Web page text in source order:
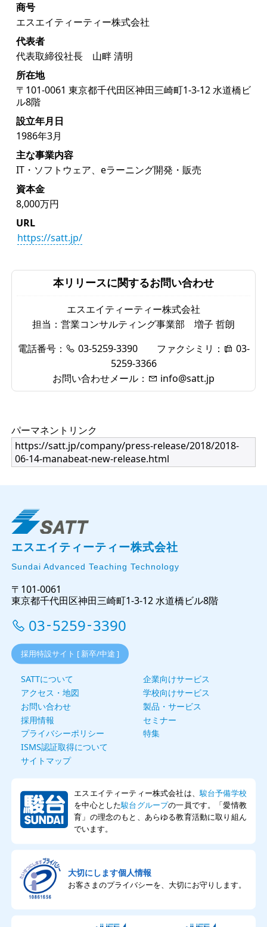
商号
エスエイティーティー株式会社
代表者
代表取締役社長 山畔 清明
所在地
〒101-0061 東京都千代田区神田三崎町1-3-12 水道橋ビ
ル8階
設立年月日
1986年3月
主な事業内容
IT・ソフトウェア、eラーニング開発・販売
資本金
8,000万円
URL
https://satt.jp/
本リリースに関するお問い合わせ
エスエイティーティー株式会社
担当：営業コンサルティング事業部 増子 哲朗
電話番号：
03-5259-3390ファクシミリ：
03-
5259-3366
お問い合わせメール：
info@satt.jp
パーマネントリンク
https://satt.jp/company/press-release/2018/2018-
06-14-manabeat-new-release.html
エスエイティーティー株式会社
Sundai Advanced Teaching Technology
〒101-0061
東京都千代田区神田三崎町1-3-12 水道橋ビル8階
03-5259-3390
採用特設サイト [ 新卒/中途 ]
SATTについて
アクセス・地図
お問い合わせ
採用情報
プライバシーポリシー
ISMS認証取得について
サイトマップ
企業向けサービス
学校向けサービス
製品・サービス
セミナー
特集
エスエイティーティー株式会社は、駿台予備学校
を中心とした駿台グループの一員です。「愛情教
育」の理念のもと、あらゆる教育活動に取り組ん
でいます。
大切にします個人情報
お客さまのプライバシーを、大切にお守りします。